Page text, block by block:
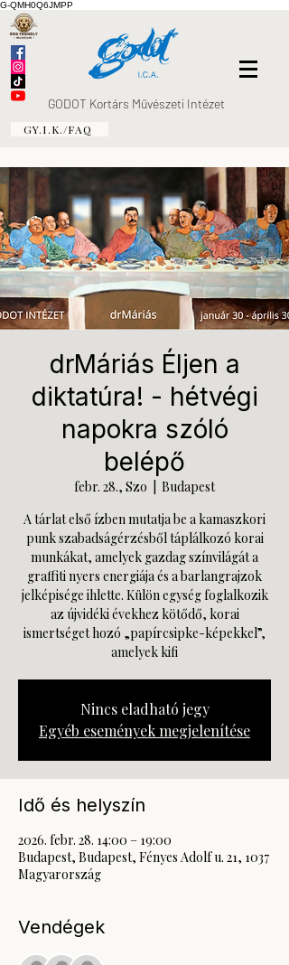
G-QMH0Q6JMPP
GODOT Kortárs Művészeti Intézet
GY.I.K./FAQ
drMáriás Éljen a
diktatúra! - hétvégi
napokra szóló
belépő
febr. 28., Szo
Budapest
A tárlat első ízben mutatja be a kamaszkori
punk szabadságérzésből táplálkozó korai
munkákat, amelyek gazdag színvilágát a
graffiti nyers energiája és a barlangrajzok
jelképisége ihlette. Külön egység foglalkozik
az újvidéki évekhez kötődő, korai
ismertséget hozó „papírcsipke-képekkel”,
amelyek kifi
Nincs eladható jegy
Egyéb események megjelenítése
Idő és helyszín
2026. febr. 28. 14:00 – 19:00
Budapest, Budapest, Fényes Adolf u. 21, 1037
Magyarország
Vendégek